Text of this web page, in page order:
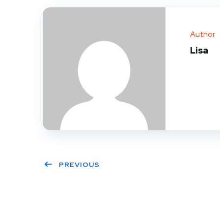
Author
Lisa
PREVIOUS